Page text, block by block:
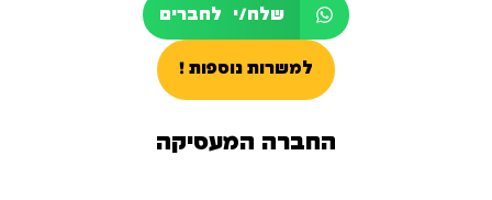
שלח/י לחברים
למשרות נוספות !
החברה המעסיקה